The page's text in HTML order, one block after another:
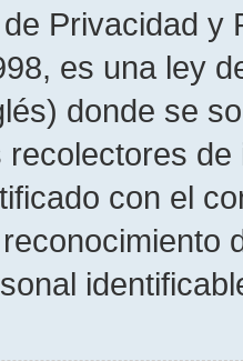
Privacidad
es una ley
donde se
con el